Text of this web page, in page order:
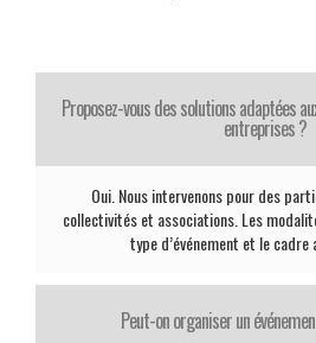
Proposez-vous des solutions adaptées
entreprises ?
Oui. Nous intervenons pour des
collectivités et associations. Les
type d’événement et le
Peut-on organiser un